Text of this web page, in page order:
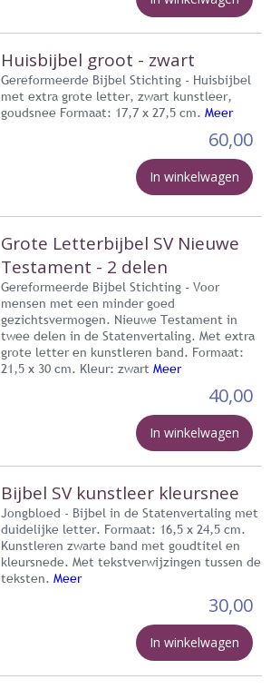
Huisbijbel groot - zwart
Gereformeerde Bijbel Stichting - Huisbijbel
met extra grote letter, zwart kunstleer,
goudsnee Formaat: 17,7 x 27,5 cm. Meer
60,00
In winkelwagen
Grote Letterbijbel SV Nieuwe
Testament - 2 delen
Gereformeerde Bijbel Stichting - Voor
mensen met een minder goed
gezichtsvermogen. Nieuwe Testament in
twee delen in de Statenvertaling. Met extra
grote letter en kunstleren band. Formaat:
21,5 x 30 cm. Kleur: zwart Meer
40,00
In winkelwagen
Bijbel SV kunstleer kleursnee
Jongbloed - Bijbel in de Statenvertaling met
duidelijke letter. Formaat: 16,5 x 24,5 cm.
Kunstleren zwarte band met goudtitel en
kleursnede. Met tekstverwijzingen tussen de
teksten. Meer
30,00
In winkelwagen